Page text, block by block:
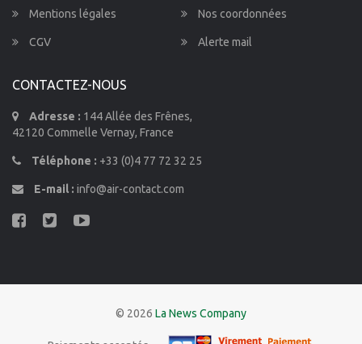
Mentions légales Nos coordonnées
CGV Alerte mail
CONTACTEZ-NOUS
Adresse : 144 Allée des Frênes,
42120 Commelle Vernay, France
Téléphone : +33 (0)4 77 72 32 25
E-mail : info@air-contact.com
© 2026 La News Company